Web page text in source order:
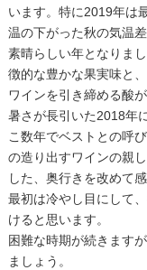
います。特に2019年は
温の下がった秋の気温
素晴らしい年となりま
徴的な豊かな果実味と
ワインを引き締める酸
暑さが長引いた2018年
こ数年でベストとの呼
の造り出すワインの親
した、奥行きを改めて
最初は冷やし目にして
けると思います。
困難な時期が続きます
ましょう。